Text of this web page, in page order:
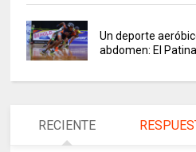
Un deporte
abdomen: El
RECIENTE